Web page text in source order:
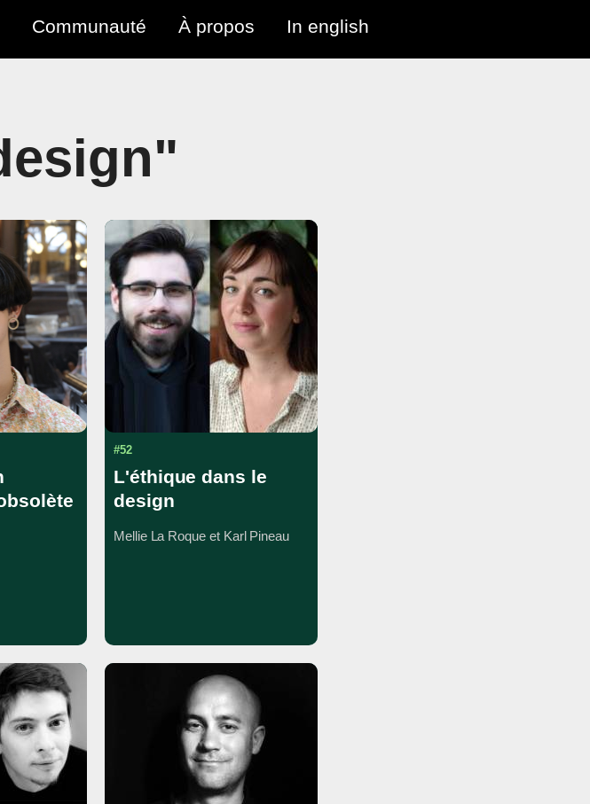
Communauté À propos In english
#52
L'éthique dans le
design
Mellie La Roque et Karl Pineau